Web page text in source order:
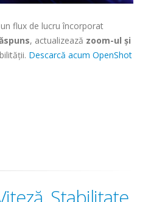
flux de lucru încorporat
, actualizează zoom-ul și
Descarcă acum OpenShot